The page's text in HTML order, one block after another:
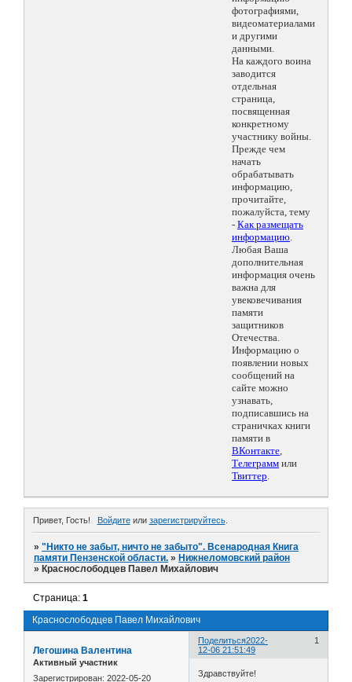
фотографиями,
видеоматериалами
и другими
данными.
На каждого воина
заводится
отдельная
страница,
посвященная
конкретному
участнику войны.
Прежде чем
начать
обрабатывать
информацию,
прочитайте,
пожалуйста, тему
- Как размещать
информацию.
Любая Ваша
дополнительная
информация очень
важна для
увековечивания
памяти
защитников
Отечества.
Информацию о
появлении новых
сообщений на
сайте можно
узнавать,
подписавшись на
страничках книги
памяти в
ВКонтакте,
Телеграмм или
Твиттер.
Привет, Гость! Войдитеили зарегистрируйтесь.
»"Никто не забыт, ничто не забыто". Всенародная Книга
памяти Пензенской области. » Нижнеломовский район
» Краснослободцев Павел Михайлович
Краснослободцев Павел Михайлович
Страница:1
Поделиться 1
2022-
12-06 21:51:49
Легошина Валентина
Активный участник
Зарегистрирован: 2022-05-20 Здравствуйте!